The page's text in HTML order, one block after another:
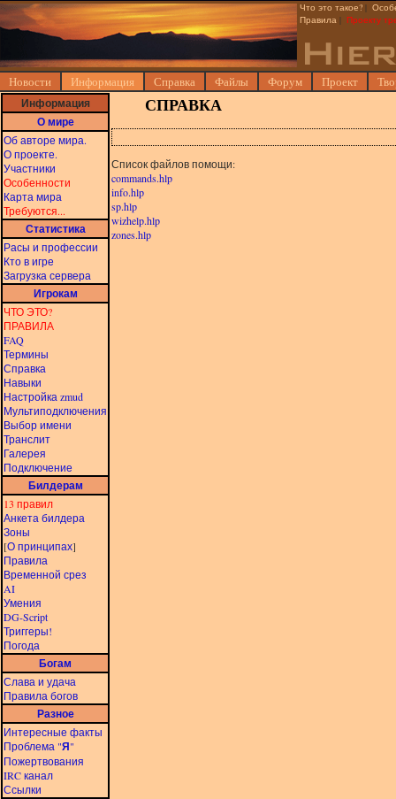
Что это такое? |
Правила | Проекту
Новости Информация Справка Файлы Форум Проект
Информация
О мире
Об авторе мира.
О проекте.
Участники
Особенности
Карта мира
Требуются...
Статистика
Расы и профессии
Кто в игре
Загрузка сервера
Игрокам
ЧТО ЭТО?
ПРАВИЛА
FAQ
Термины
Справка
Навыки
Настройка zmud
Мультиподключения
Выбор имени
Транслит
Галерея
Подключение
Билдерам
13 правил
Анкета билдера
Зоны
[О принципах]
Правила
Временной срез
AI
Умения
DG-Script
Триггеры!
Погода
Богам
Слава и удача
Правила богов
Разное
Интересные факты
Проблема "Я"
Пожертвования
IRC канал
Ссылки
СПРАВКА
Список файлов помощи:
commands.hlp
info.hlp
sp.hlp
wizhelp.hlp
zones.hlp